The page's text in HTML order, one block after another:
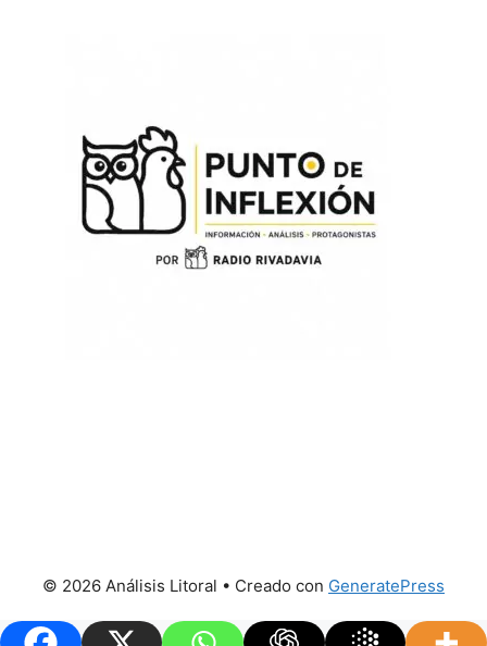
© 2026 Análisis Litoral • Creado con GeneratePress